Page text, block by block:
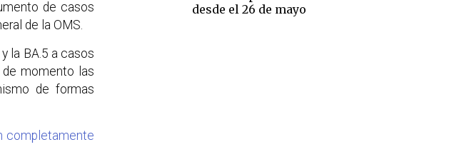
de casos
de la OMS.
la BA.5 a casos
momento las
de formas
completamente
desde el 26 de mayo